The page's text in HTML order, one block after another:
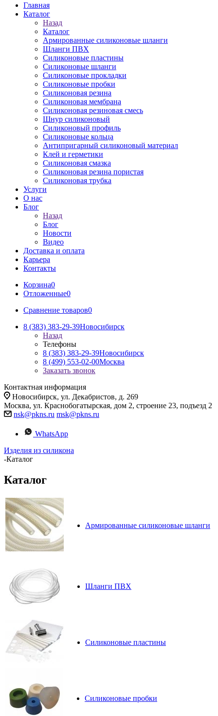
Главная
Каталог
Назад
Каталог
Армированные силиконовые шланги
Шланги ПВХ
Силиконовые пластины
Силиконовые шланги
Силиконовые прокладки
Силиконовые пробки
Силиконовая резина
Силиконовая мембрана
Силиконовая резиновая смесь
Шнур силиконовый
Силиконовый профиль
Силиконовые кольца
Антипригарный силиконовый материал
Клей и герметики
Силиконовая смазка
Силиконовая резина пористая
Силиконовая трубка
Услуги
О нас
Блог
Назад
Блог
Новости
Видео
Доставка и оплата
Карьера
Контакты
Корзина0
Отложенные0
Сравнение товаров0
8 (383) 383-29-39Новосибирск
Назад
Телефоны
8 (383) 383-29-39Новосибирск
8 (499) 553-02-00Москва
Заказать звонок
Контактная информация
Новосибирск, ул. Декабристов, д. 269
Москва, ул. Краснобогатырская, дом 2, строение 23, подъезд 2
nsk@pkns.ru msk@pkns.ru
WhatsApp
Изделия из силикона
-Каталог
Каталог
Армированные силиконовые шланги
Шланги ПВХ
Силиконовые пластины
Силиконовые пробки